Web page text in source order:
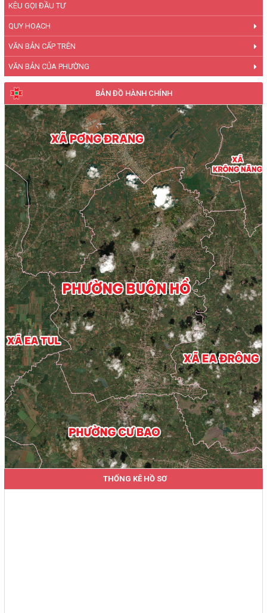
KÊU GỌI ĐẦU TƯ
QUY HOẠCH
VĂN BẢN CẤP TRÊN
VĂN BẢN CỦA PHƯỜNG
BẢN ĐỒ HÀNH CHÍNH
THỐNG KÊ HỒ SƠ